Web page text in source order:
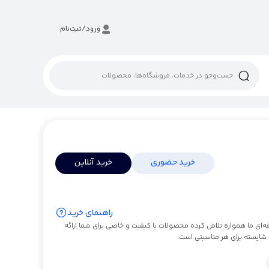
ورود/ثبت‌نام
خرید حضوری خرید آنلاین
راهنمای خرید
تیم حرفه‌ای ما همواره تلاش کرده محصولات با کیفیت و خاصی برای شما ارائه
برای هر مناسبتی است.